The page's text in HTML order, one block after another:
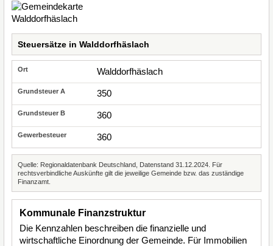
Steuersätze in Walddorfhäslach
Walddorfhäslach
350
360
360
Quelle: Regionaldatenbank Deutschland, Datenstand 31.12.2024. Für
rechtsverbindliche Auskünfte gilt die jeweilige Gemeinde bzw. das zuständige
Finanzamt.
Kommunale Finanzstruktur
Die Kennzahlen beschreiben die finanzielle und
wirtschaftliche Einordnung der Gemeinde. Für Immobilien